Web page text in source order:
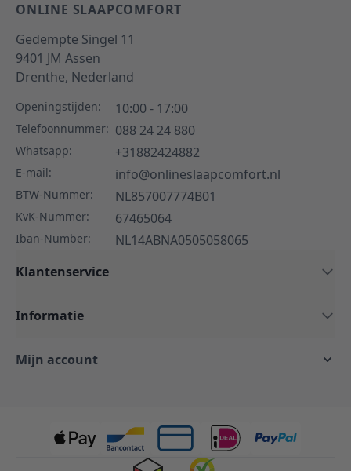
ONLINE SLAAPCOMFORT
Gedempte Singel 11
9401 JM Assen
Drenthe, Nederland
Openingstijden: 10:00 - 17:00
Telefoonnummer: 088 24 24 880
Whatsapp: +31882424882
E-mail: info@onlineslaapcomfort.nl
BTW-Nummer: NL857007774B01
KvK-Nummer: 67465064
Iban-Number:
NL14ABNA0505058065
Klantenservice
Informatie
Mijn account